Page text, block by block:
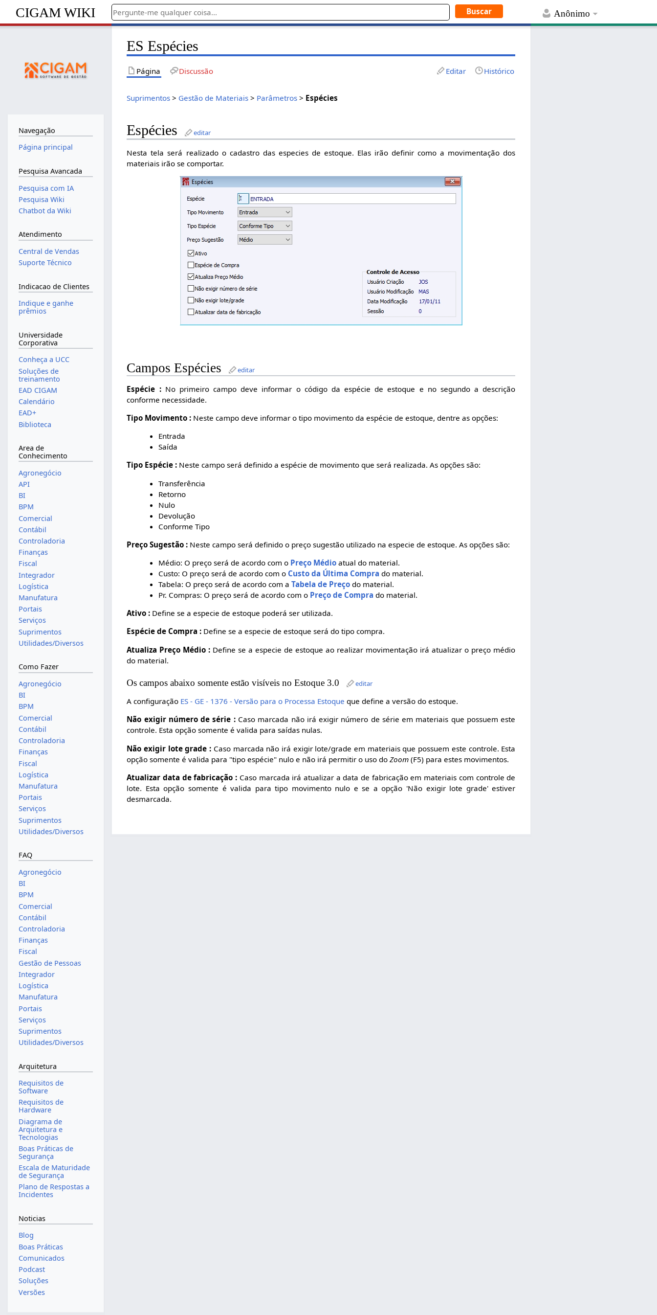
Anônimo
CIGAM WIKI
ES Espécies
Página Discussão Editar Histórico
Suprimentos > Gestão de Materiais > Parâmetros > Espécies
Espécies editar
Nesta tela será realizado o cadastro das especies de estoque. Elas irão definir como a movimentação dos
materiais irão se comportar.
Campos Espécies editar
Espécie :No primeiro campo deve informar o código da espécie de estoque e no segundo a descrição
conforme necessidade.
Tipo Movimento : Neste campo deve informar o tipo movimento da espécie de estoque, dentre as opções:
Entrada
Saída
Tipo Espécie : Neste campo será definido a espécie de movimento que será realizada. As opções são:
Transferência
Retorno
Nulo
Devolução
Conforme Tipo
Preço Sugestão : Neste campo será definido o preço sugestão utilizado na especie de estoque. As opções são:
Médio: O preço será de acordo com o Preço Médioatual do material.
Custo: O preço será de acordo com o Custo da Última Compra do material.
Tabela: O preço será de acordo com a Tabela de Preçodo material.
Pr. Compras: O preço será de acordo com o Preço de Compra do material.
Ativo : Define se a especie de estoque poderá ser utilizada.
Espécie de Compra : Define se a especie de estoque será do tipo compra.
Atualiza Preço Médio : Define se a especie de estoque ao realizar movimentação irá atualizar o preço médio
do material.
Os campos abaixo somente estão visíveis no Estoque 3.0 editar
A configuração ES - GE - 1376 - Versão para o Processa Estoque que define a versão do estoque.
Não exigir número de série :Caso marcada não irá exigir número de série em materiais que possuem este
controle. Esta opção somente é valida para saídas nulas.
Não exigir lote grade : Caso marcada não irá exigir lote/grade em materiais que possuem este controle. Esta
opção somente é valida para "tipo espécie" nulo e não irá permitir o uso doZoom (F5) para estes movimentos.
Atualizar data de fabricação : Caso marcada irá atualizar a data de fabricação em materiais com controle de
lote. Esta opção somente é valida para tipo movimento nulo e se a opção 'Não exigir lote grade' estiver
desmarcada.
Navegação
Página principal
Pesquisa Avancada
Pesquisa com IA
Pesquisa Wiki
Chatbot da Wiki
Atendimento
Central de Vendas
Suporte Técnico
Indicacao de Clientes
Indique e ganhe
prêmios
Universidade
Corporativa
Conheça a UCC
Soluções de
treinamento
EAD CIGAM
Calendário
EAD+
Biblioteca
Area de
Conhecimento
Agronegócio
API
BI
BPM
Comercial
Contábil
Controladoria
Finanças
Fiscal
Integrador
Logística
Manufatura
Portais
Serviços
Suprimentos
Utilidades/Diversos
Como Fazer
Agronegócio
BI
BPM
Comercial
Contábil
Controladoria
Finanças
Fiscal
Logística
Manufatura
Portais
Serviços
Suprimentos
Utilidades/Diversos
FAQ
Agronegócio
BI
BPM
Comercial
Contábil
Controladoria
Finanças
Fiscal
Gestão de Pessoas
Integrador
Logística
Manufatura
Portais
Serviços
Suprimentos
Utilidades/Diversos
Arquitetura
Requisitos de
Software
Requisitos de
Hardware
Diagrama de
Arquitetura e
Tecnologias
Boas Práticas de
Segurança
Escala de Maturidade
de Segurança
Plano de Respostas a
Incidentes
Noticias
Blog
Boas Práticas
Comunicados
Podcast
Soluções
Versões